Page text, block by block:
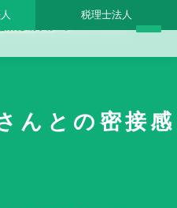
な医療提供を」 ほか - 日本医業総研
税理士法人
んとの密接